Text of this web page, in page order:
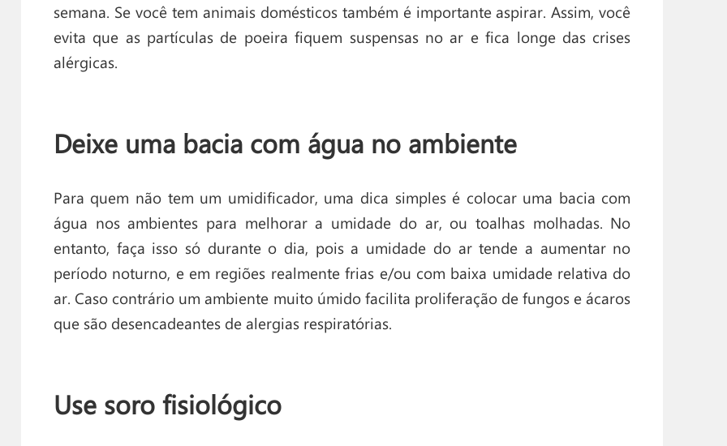
semana. Se você tem animais domésticos também é importante aspirar. Assim, você
evita que as partículas de poeira fiquem suspensas no ar e fica longe das crises
alérgicas.
Deixe uma bacia com água no ambiente
Para quem não tem um umidificador, uma dica simples é colocar uma bacia com
água nos ambientes para melhorar a umidade do ar, ou toalhas molhadas. No
entanto, faça isso só durante o dia, pois a umidade do ar tende a aumentar no
período noturno, e em regiões realmente frias e/ou com baixa umidade relativa do
ar. Caso contrário um ambiente muito úmido facilita proliferação de fungos e ácaros
que são desencadeantes de alergias respiratórias.
Use soro fisiológico